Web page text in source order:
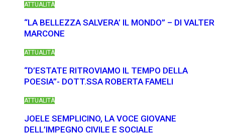
SENSO IN...
ATTUALITÀ
“LA BELLEZZA SALVERA’ IL MONDO” – DI VALTER
MARCONE
ATTUALITÀ
“D’ESTATE RITROVIAMO IL TEMPO DELLA
POESIA”- DOTT.SSA ROBERTA FAMELI
ATTUALITÀ
JOELE SEMPLICINO, LA VOCE GIOVANE
DELL’IMPEGNO CIVILE E SOCIALE